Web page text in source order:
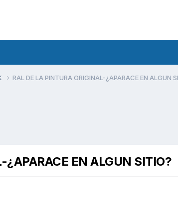
RAL DE LA PINTURA ORIGINAL-¿APARACE EN ALGUN
EN ALGUN SITIO?